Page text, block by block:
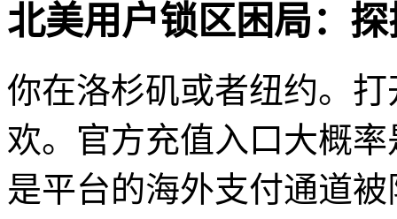
北美用户锁区困局：
你在洛杉矶或者纽约。
欢。官方充值入口大概
是平台的海外支付通道